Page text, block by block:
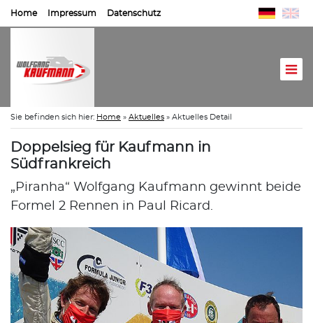
Home Impressum Datenschutz
Sie befinden sich hier: Home » Aktuelles » Aktuelles Detail
Doppelsieg für Kaufmann in
Südfrankreich
„Piranha“ Wolfgang Kaufmann gewinnt beide
Formel 2 Rennen in Paul Ricard.